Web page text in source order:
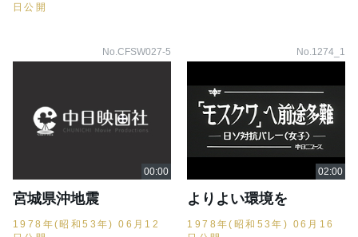
日公開
No.CFSW027-5
宮城県沖地震
1978年(昭和53年) 06月12
No.1274_1
よりよい環境を
1978年(昭和53年) 06月16